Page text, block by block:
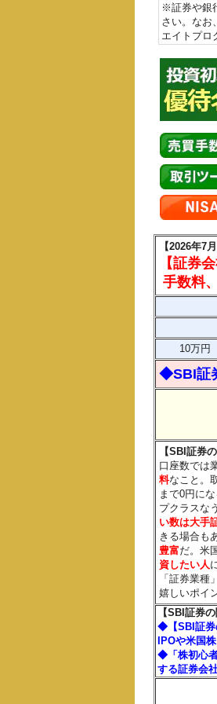
※証券や銀
さい。なお
エイトプロ
【2026年7
【証券
手数料
10万円
◆SBI証
【SBI証券
口座数では
料なこと。
まで0円に
プクラスな
い数は大手
きる場合も
豊富だ。米
資したい人
「証券業種
嬉しいポイ
【SBI証券
◆【SBI証券
IPOや米国
◆「株初心
する証券会